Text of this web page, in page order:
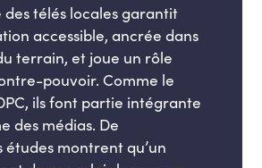
des télés locales garantit
accessible, ancrée dans
terrain, et joue un rôle
pouvoir. Comme le
ils font partie intégrante
des médias. De
études montrent qu’un